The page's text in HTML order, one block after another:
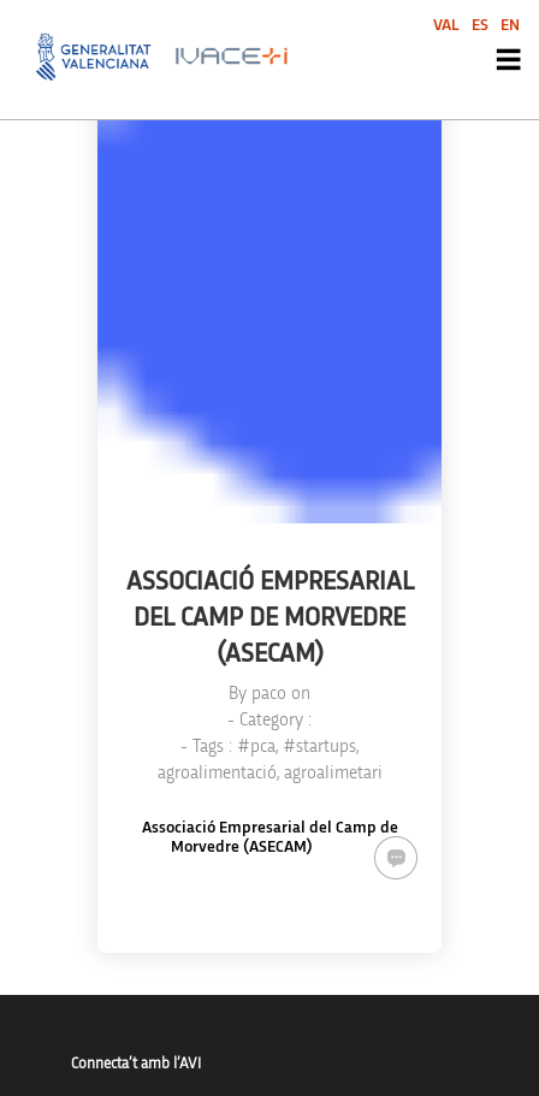
ASSOCIACIÓ EMPRESARIAL
DEL CAMP DE MORVEDRE
(ASECAM)
By paco on
- Category :
- Tags : #pca, #startups,
agroalimentació, agroalimetari
Associació Empresarial del Camp de
Morvedre (ASECAM)
Connecta’t amb l’AVI
VAL ES EN